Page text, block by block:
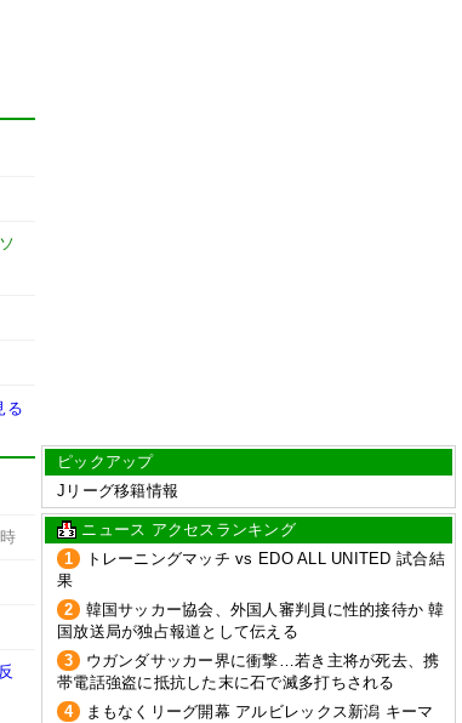
る
ピックアップ
Jリーグ移籍情報
ニュース アクセスランキング
1
トレーニングマッチ vs EDO ALL UNITED 試合結
果
2
韓国サッカー協会、外国人審判員に性的接待か 韓
国放送局が独占報道として伝える
3
ウガンダサッカー界に衝撃…若き主将が死去、携
帯電話強盗に抵抗した末に石で滅多打ちされる
4
まもなくリーグ開幕 アルビレックス新潟 キーマ